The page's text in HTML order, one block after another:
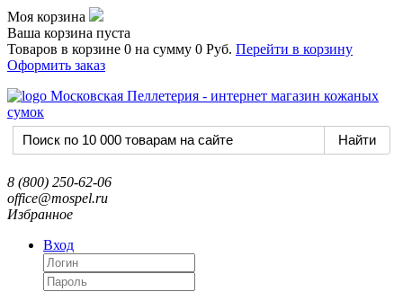
Моя корзина
Ваша корзина пуста
Товаров в корзине 0 на сумму 0 Руб. Перейти в корзину
Оформить заказ
8 (800) 250-62-06
office@mospel.ru
Избранное
Вход